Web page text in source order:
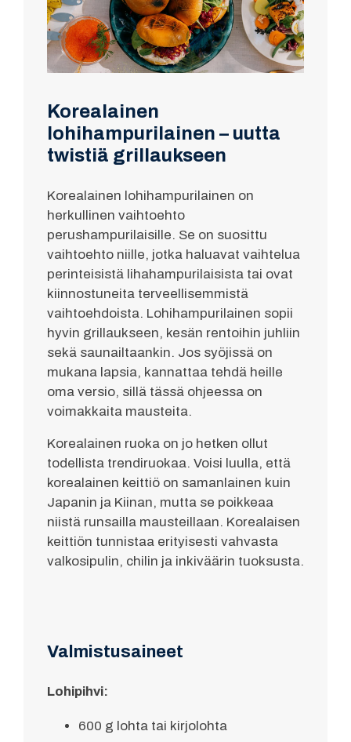
Korealainen
lohihampurilainen – uutta
twistiä grillaukseen
Korealainen lohihampurilainen on
herkullinen vaihtoehto
perushampurilaisille. Se on suosittu
vaihtoehto niille, jotka haluavat vaihtelua
perinteisistä lihahampurilaisista tai ovat
kiinnostuneita terveellisemmistä
vaihtoehdoista. Lohihampurilainen sopii
hyvin grillaukseen, kesän rentoihin juhliin
sekä saunailtaankin. Jos syöjissä on
mukana lapsia, kannattaa tehdä heille
oma versio, sillä tässä ohjeessa on
voimakkaita mausteita.
Korealainen ruoka on jo hetken ollut
todellista trendiruokaa. Voisi luulla, että
korealainen keittiö on samanlainen kuin
Japanin ja Kiinan, mutta se poikkeaa
niistä runsailla mausteillaan. Korealaisen
keittiön tunnistaa erityisesti vahvasta
valkosipulin, chilin ja inkiväärin tuoksusta.
Valmistusaineet
Lohipihvi:
600 g lohta tai kirjolohta